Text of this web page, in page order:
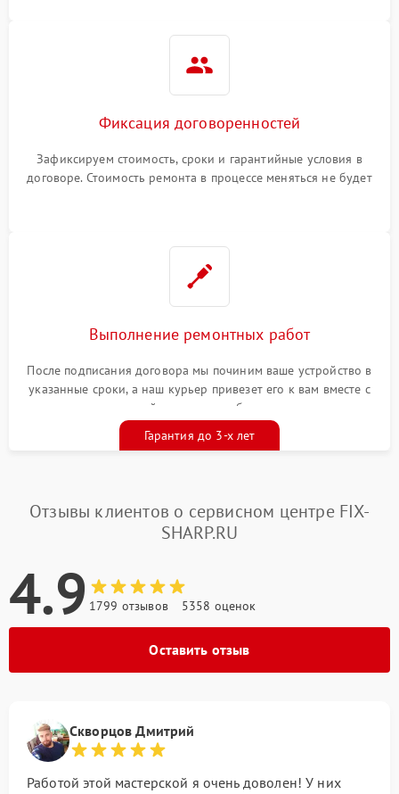
Фиксация договоренностей
Зафиксируем стоимость, сроки и гарантийные условия в
договоре. Стоимость ремонта в процессе меняться не будет
Выполнение ремонтных работ
После подписания договора мы починим ваше устройство в
указанные сроки, а наш курьер привезет его к вам вместе с
гарантийным талоном бесплатно
Гарантия до 3-х лет
Отзывы клиентов о сервисном центре FIX-
SHARP.RU
4.9 1799 отзывов 5358 оценок
Оставить отзыв
Скворцов Дмитрий
Работой этой мастерской я очень доволен! У них